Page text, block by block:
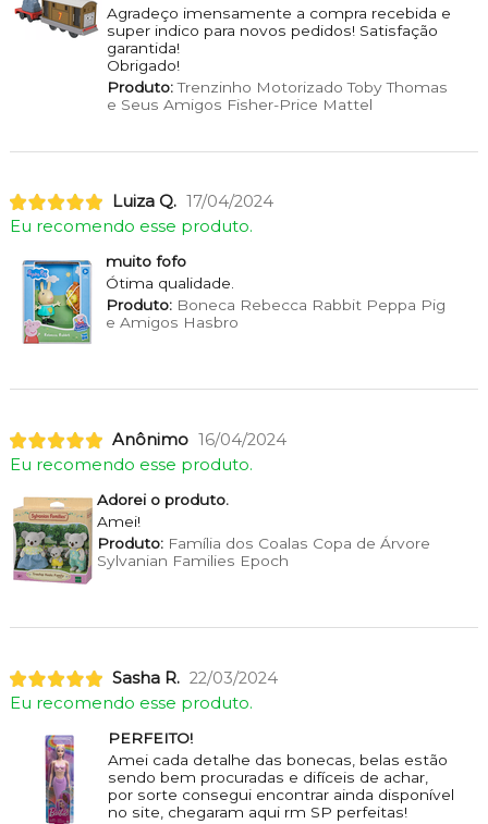
Agradeço imensamente a compra recebida e
super indico para novos pedidos! Satisfação
garantida!
Obrigado!
Produto:Trenzinho Motorizado Toby Thomas
e Seus Amigos Fisher-Price Mattel
Luiza Q. 17/04/2024
Eu recomendo esse produto.
muito fofo
Ótima qualidade.
Produto:Boneca Rebecca Rabbit Peppa Pig
e Amigos Hasbro
Anônimo 16/04/2024
Eu recomendo esse produto.
Adorei o produto.
Amei!
Produto:Família dos Coalas Copa de Árvore
Sylvanian Families Epoch
Sasha R. 22/03/2024
Eu recomendo esse produto.
PERFEITO!
Amei cada detalhe das bonecas, belas estão
sendo bem procuradas e difíceis de achar,
por sorte consegui encontrar ainda disponível
no site, chegaram aqui rm SP perfeitas!